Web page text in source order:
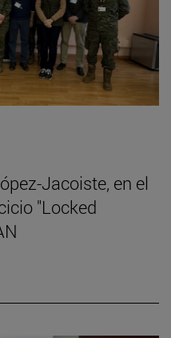
Jacoiste, en el
"Locked